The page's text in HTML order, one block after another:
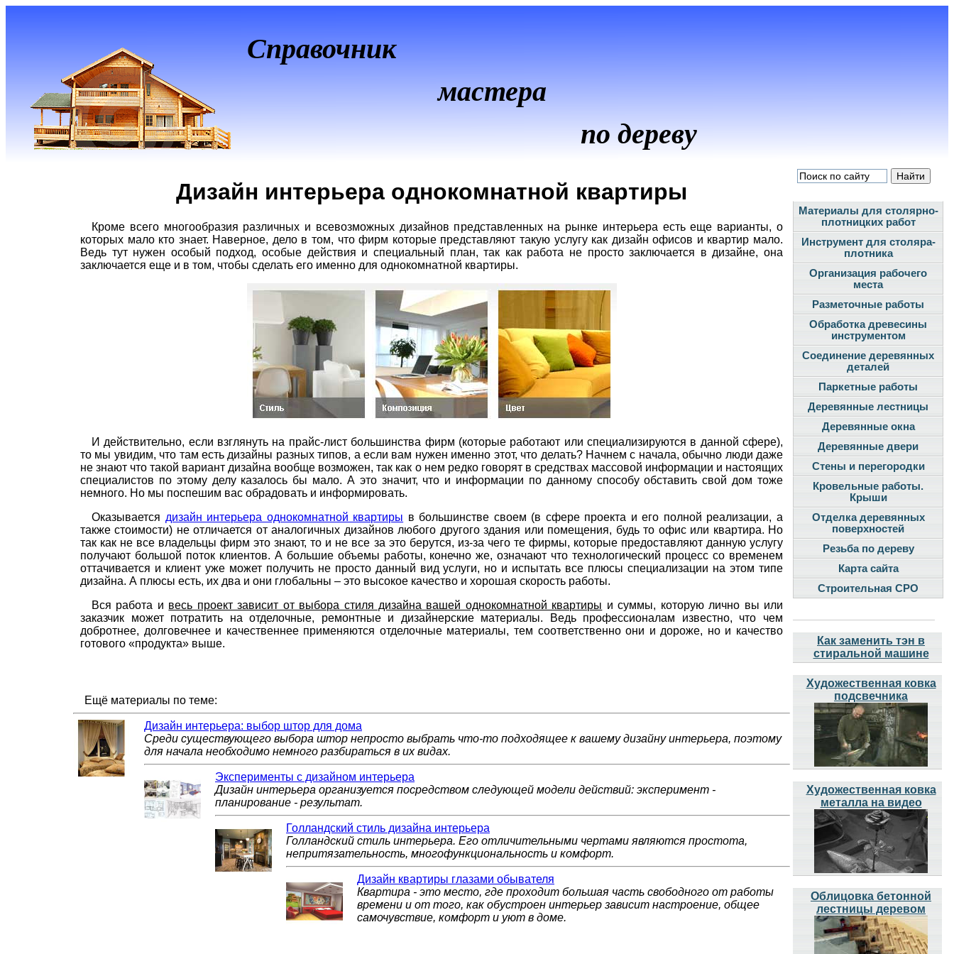
Справочник
мастера
по дереву
Дизайн интерьера однокомнатной квартиры
Кроме всего многообразия различных и всевозможных дизайнов представленных на рынке интерьера есть еще варианты, о
которых мало кто знает. Наверное, дело в том, что фирм которые представляют такую услугу как дизайн офисов и квартир мало.
Ведь тут нужен особый подход, особые действия и специальный план, так как работа не просто заключается в дизайне, она
заключается еще и в том, чтобы сделать его именно для однокомнатной квартиры.
И действительно, если взглянуть на прайс-лист большинства фирм (которые работают или специализируются в данной сфере),
то мы увидим, что там есть дизайны разных типов, а если вам нужен именно этот, что делать? Начнем с начала, обычно люди даже
не знают что такой вариант дизайна вообще возможен, так как о нем редко говорят в средствах массовой информации и настоящих
специалистов по этому делу казалось бы мало. А это значит, что и информации по данному способу обставить свой дом тоже
немного. Но мы поспешим вас обрадовать и информировать.
Оказывается дизайн интерьера однокомнатной квартиры в большинстве своем (в сфере проекта и его полной реализации, а
также стоимости) не отличается от аналогичных дизайнов любого другого здания или помещения, будь то офис или квартира. Но
так как не все владельцы фирм это знают, то и не все за это берутся, из-за чего те фирмы, которые предоставляют данную услугу
получают большой поток клиентов. А большие объемы работы, конечно же, означают что технологический процесс со временем
оттачивается и клиент уже может получить не просто данный вид услуги, но и испытать все плюсы специализации на этом типе
дизайна. А плюсы есть, их два и они глобальны – это высокое качество и хорошая скорость работы.
Вся работа и весь проект зависит от выбора стиля дизайна вашей однокомнатной квартиры и суммы, которую лично вы или
заказчик может потратить на отделочные, ремонтные и дизайнерские материалы. Ведь профессионалам известно, что чем
добротнее, долговечнее и качественнее применяются отделочные материалы, тем соответственно они и дороже, но и качество
готового «продукта» выше.
Ещё материалы по теме:
Дизайн интерьера: выбор штор для дома
Среди существующего выбора штор непросто выбрать что-то подходящее к вашему дизайну интерьера, поэтому
для начала необходимо немного разбираться в их видах.
Эксперименты с дизайном интерьера
Дизайн интерьера организуется посредством следующей модели действий: эксперимент -
планирование - результат.
Голландский стиль дизайна интерьера
Голландский стиль интерьера. Его отличительными чертами являются простота,
непритязательность, многофункциональность и комфорт.
Дизайн квартиры глазами обывателя
Квартира - это место, где проходит большая часть свободного от работы
времени и от того, как обустроен интерьер зависит настроение, общее
самочувствие, комфорт и уют в доме.
Материалы для столярно-
плотницких работ
Инструмент для столяра-
плотника
Организация рабочего
места
Разметочные работы
Обработка древесины
инструментом
Соединение деревянных
деталей
Паркетные работы
Деревянные лестницы
Деревянные окна
Деревянные двери
Стены и перегородки
Кровельные работы.
Крыши
Отделка деревянных
поверхностей
Резьба по дереву
Карта сайта
Строительная СРО
Как заменить тэн в
стиральной машине
Художественная ковка
подсвечника
Художественная ковка
металла на видео
Облицовка бетонной
лестницы деревом